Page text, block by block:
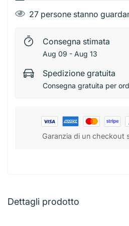
27 persone stanno
Consegna stimata
Aug 09 - Aug 13
Spedizione gratuita
Consegna gratuita per
Garanzia di un checkout
Dettagli prodotto